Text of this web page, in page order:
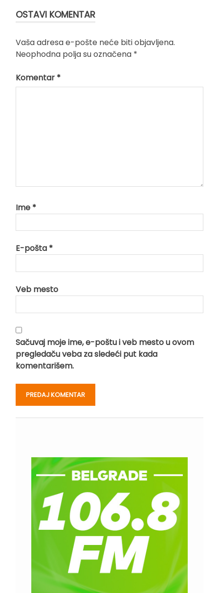
OSTAVI KOMENTAR
Vaša adresa e-pošte neće biti objavljena.
Neophodna polja su označena *
Komentar *
Ime *
E-pošta *
Veb mesto
Sačuvaj moje ime, e-poštu i veb mesto u ovom
pregledaču veba za sledeći put kada
komentarišem.